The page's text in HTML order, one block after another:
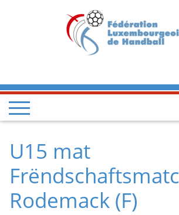
U15 mat
Rodemack (F)